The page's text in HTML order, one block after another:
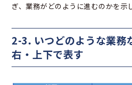
ぎ、業務がどのように進むのかを示
2-3. いつどのような業務
右・上下で表す